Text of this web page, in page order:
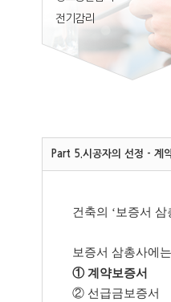
전기감리
Part 5.시공자의 선정 - 계
건축의 ‘보증서
보증서 삼총사에는
① 계약보증서
② 선급금보증서